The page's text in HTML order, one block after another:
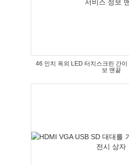
46 인치 옥외 LED 터치스크린 간
보 맨끝